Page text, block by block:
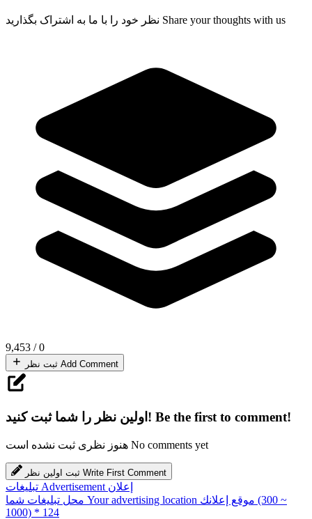
نظر خود را با ما به اشتراک بگذارید Share your thoughts with us
9,453 / 0
ثبت نظر Add Comment
اولین نظر را شما ثبت کنید! Be the first to comment!
هنوز نظری ثبت نشده است No comments yet
ثبت اولین نظر Write First Comment
تبلیغات Advertisement إعلان
محل تبلیغات شما Your advertising location موقع إعلانك (300 ~
1000) * 124